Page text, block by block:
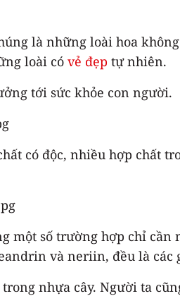
là những loài hoa
loài có vẻ đẹp tự nhiên.
tới sức khỏe con người.
có độc, nhiều hợp chất
một số trường hợp chỉ
và neriin, đều là các
nhựa cây. Người ta